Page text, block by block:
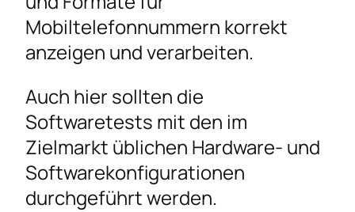
Mobiltelefonnummern korrekt
anzeigen und verarbeiten.
Auch hier sollten die
Softwaretests mit den im
Zielmarkt üblichen Hardware- und
Softwarekonfigurationen
durchgeführt werden.